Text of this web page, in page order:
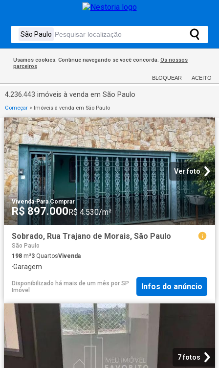
Usamos cookies. Continue navegando se você concorda. Os nossos
parceiros
BLOQUEAR ACEITO
4.236.443 imóveis à venda em São Paulo
Começar > Imóveis à venda em São Paulo
Ver foto
Vivenda·Para Comprar
R$ 897.000R$ 4.530/m²
Sobrado, Rua Trajano de Morais, São Paulo
São Paulo
198 m²3 QuartosVivenda
·Garagem
Disponibilizado há mais de um mês por SP
Imóvel
Infos do anúncio
7 fotos